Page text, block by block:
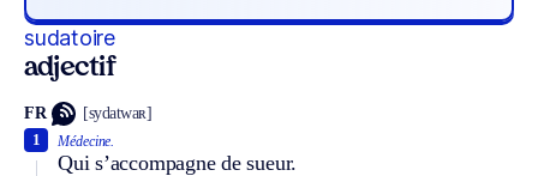
sudatoire
adjectif
FR [sydatwaʀ]
Médecine.
Qui s’accompagne de sueur.
1